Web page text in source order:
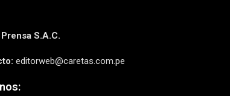
S.A.C.
editorweb@caretas.com.pe